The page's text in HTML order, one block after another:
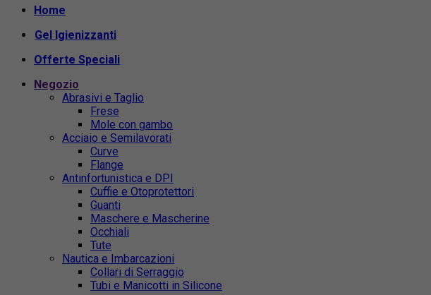
Home
Gel Igienizzanti
Offerte Speciali
Negozio
Abrasivi e Taglio
Frese
Mole con gambo
Acciaio e Semilavorati
Curve
Flange
Antinfortunistica e DPI
Cuffie e Otoprotettori
Guanti
Maschere e Mascherine
Occhiali
Tute
Nautica e Imbarcazioni
Collari di Serraggio
Tubi e Manicotti in Silicone